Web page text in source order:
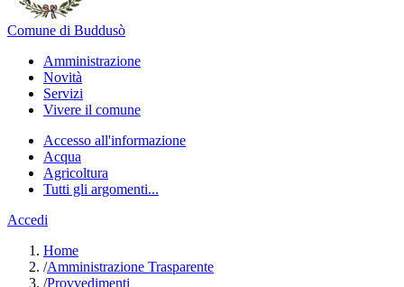
Comune di Buddusò
Amministrazione
Novità
Servizi
Vivere il comune
Accesso all'informazione
Acqua
Agricoltura
Tutti gli argomenti...
Accedi
Home
/Amministrazione Trasparente
/Provvedimenti